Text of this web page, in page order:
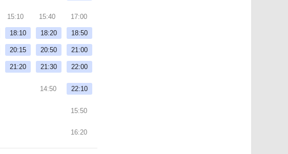
15:10 15:40 17:00
18:10 18:20 18:50
20:15 20:50 21:00
21:20 21:30 22:00
14:50 22:10
15:50
16:20